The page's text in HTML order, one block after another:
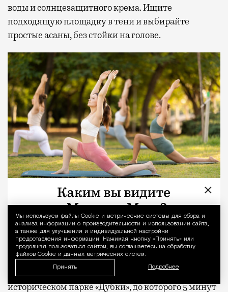
Уведомление
Мы используем файлы Сookie и метрические системы для сбора и
анализа информации о производительности и использовании сайта,
а также для улучшения и индивидуальной настройки
предоставления информации. Нажимая кнопку «Принять» или
продолжая пользоваться сайтом, вы соглашаетесь на обработку
файлов Cookie и данных метрических систем.
Принять Подробнее
воды и солнцезащитного крема. Ищите
подходящую площадку в тени и выбирайте
простые асаны, без стойки на голове.
У резидентов мультиквартала «СИТИДЗЕН» в 10
минутах ходьбы находится сразу два парка с
живописными видами на воду: «Покровское-
Стрешнево» и «Покровский берег». А жильцы
клубного дома «26 ПАРКВЬЮ» могут начать день с
тренировки в тени 200-летних дубов в
историческом парке «Дубки», до которого 5 минут
×